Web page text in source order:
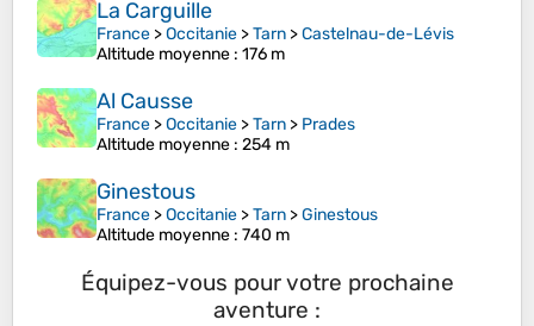
La Carguille
France >Occitanie >Tarn >Castelnau-de-Lévis
Altitude moyenne : 176 m
Al Causse
France >Occitanie >Tarn > Prades
Altitude moyenne : 254 m
Ginestous
France >Occitanie >Tarn >Ginestous
Altitude moyenne : 740 m
Équipez-vous pour votre prochaine
aventure :